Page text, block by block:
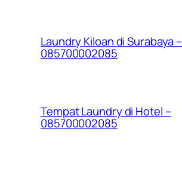
Laundry Kiloan di Surabaya –
085700002085
Tempat Laundry di Hotel –
085700002085